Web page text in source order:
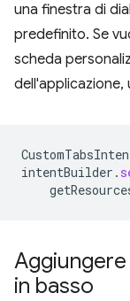
una finestra di
predefinito. Se
scheda
dell'applicazione,
intentBuilder .
in basso